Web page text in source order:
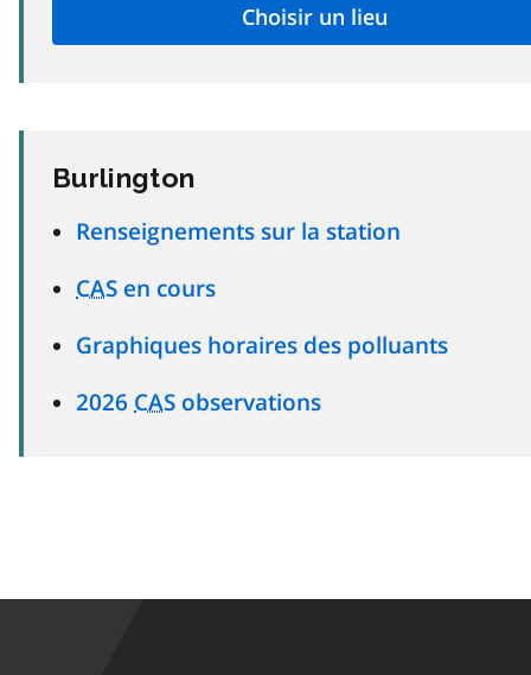
Burlington
Renseignements sur la station
CAS en cours
Graphiques horaires des polluants
2026 CAS observations